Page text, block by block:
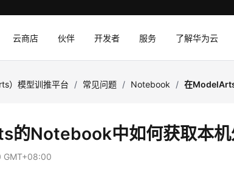
云商店 伙伴 开发者 服务 了解华为云
）模型训推平台 / 常见问题 / Notebook / 在
的Notebook中如何获取本机